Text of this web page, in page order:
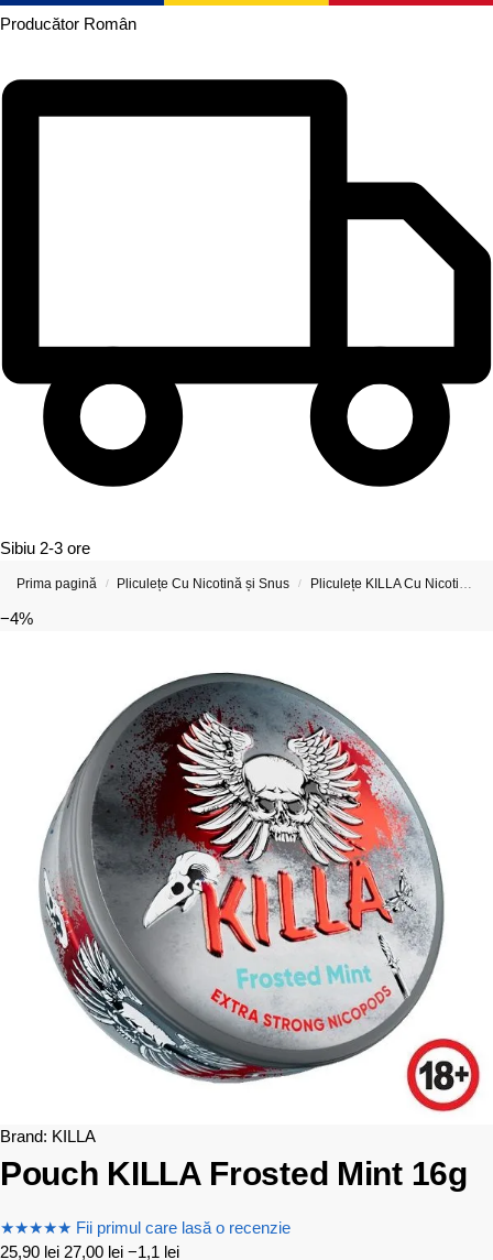
Producător Român
Sibiu 2-3 ore
Prima pagină / Pliculețe Cu Nicotină și Snus / Pliculețe KILLA Cu Nicotină
−4%
Brand: KILLA
Pouch KILLA Frosted Mint 16g
★★★★★ Fii primul care lasă o recenzie
25,90 lei 27,00 lei −1,1 lei